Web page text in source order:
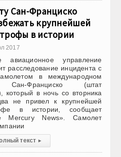
Сан-Франциско
крупнейшей
в истории
2017
авиационное управление
расследование инцидента с
в международном
Сан-Франциско (штат
который в ночь со вторника
не привел к крупнейшей
в истории, сообщает
Mercury News». Самолет
текст ▸